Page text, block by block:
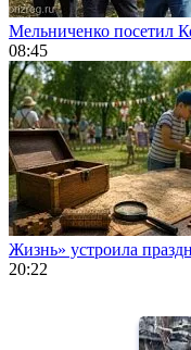
Мельниченко посетил
08:45
Жизнь» устроила
20:22